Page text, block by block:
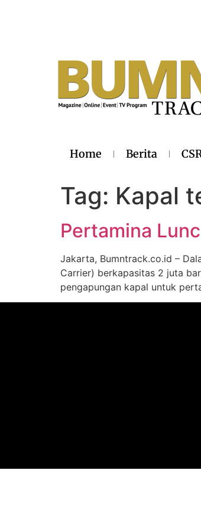
Home Berita
Tag: Kapal
Pertamina
Jakarta, Bumntrack.co.id –
Carrier) berkapasitas 2 juta
pengapungan kapal untuk